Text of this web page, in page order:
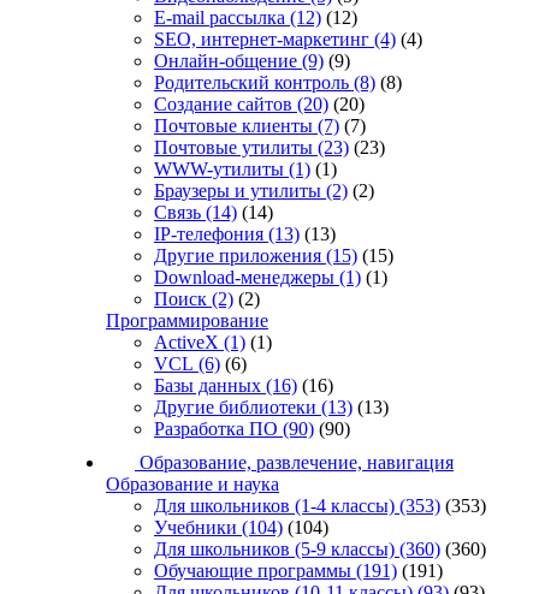
E-mail рассылка (12) (12)
SEO, интернет-маркетинг (4) (4)
Онлайн-общение (9) (9)
Родительский контроль (8) (8)
Создание сайтов (20) (20)
Почтовые клиенты (7) (7)
Почтовые утилиты (23) (23)
WWW-утилиты (1) (1)
Браузеры и утилиты (2) (2)
Связь (14) (14)
IP-телефония (13) (13)
Другие приложения (15) (15)
Download-менеджеры (1) (1)
Поиск (2) (2)
Программирование
ActiveX (1) (1)
VCL (6) (6)
Базы данных (16) (16)
Другие библиотеки (13) (13)
Разработка ПО (90) (90)
Образование, развлечение, навигация
Образование и наука
Для школьников (1-4 классы) (353) (353)
Учебники (104) (104)
Для школьников (5-9 классы) (360) (360)
Обучающие программы (191) (191)